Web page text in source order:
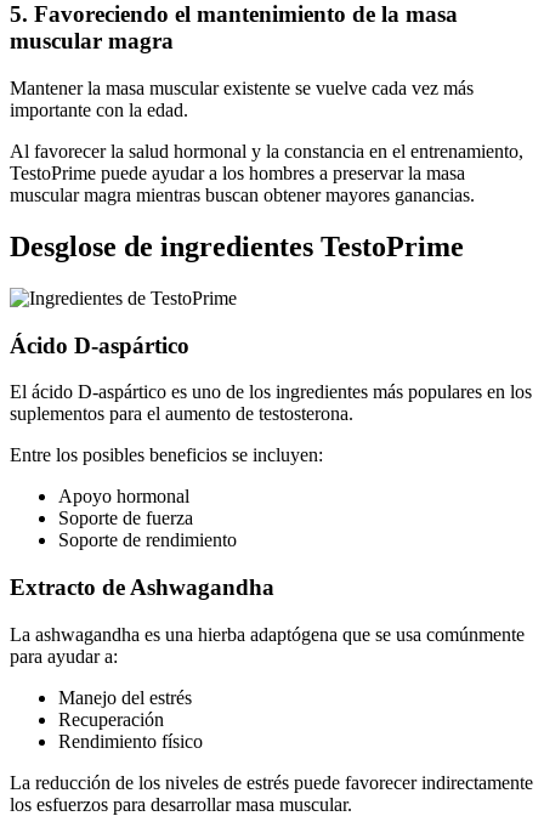
5. Favoreciendo el mantenimiento de la masa
muscular magra
Mantener la masa muscular existente se vuelve cada vez más
importante con la edad.
Al favorecer la salud hormonal y la constancia en el entrenamiento,
TestoPrime puede ayudar a los hombres a preservar la masa
muscular magra mientras buscan obtener mayores ganancias.
Desglose de ingredientes TestoPrime
Ácido D-aspártico
El ácido D-aspártico es uno de los ingredientes más populares en los
suplementos para el aumento de testosterona.
Entre los posibles beneficios se incluyen:
Apoyo hormonal
Soporte de fuerza
Soporte de rendimiento
Extracto de Ashwagandha
La ashwagandha es una hierba adaptógena que se usa comúnmente
para ayudar a:
Manejo del estrés
Recuperación
Rendimiento físico
La reducción de los niveles de estrés puede favorecer indirectamente
los esfuerzos para desarrollar masa muscular.